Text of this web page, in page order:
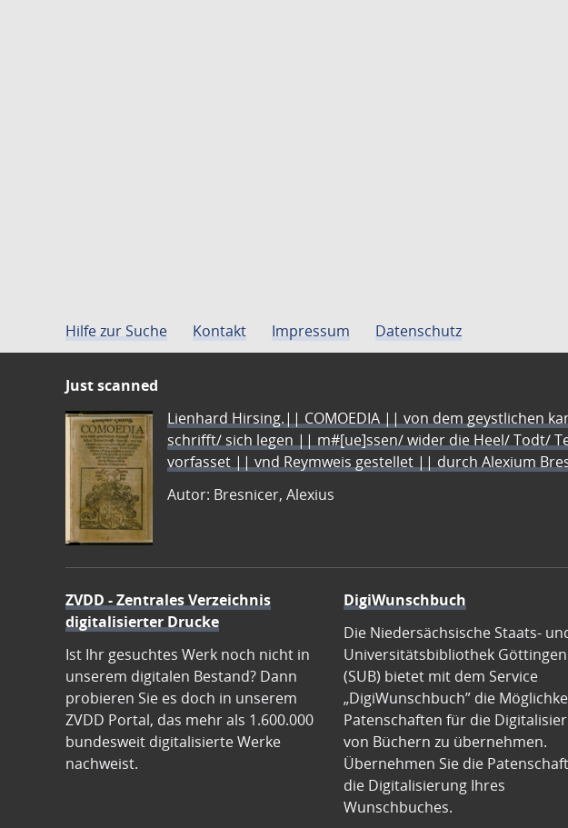
Hilfe zur Suche Kontakt Impressum Datenschutz
Just scanned
Lienhard Hirsing.|| COMOEDIA || von dem geystlichen
schrifft/ sich legen || m#[ue]ssen/ wider die Heel/ Todt/
vorfasset || vnd Reymweis gestellet || durch Alexium
Autor: Bresnicer, Alexius
ZVDD - Zentrales Verzeichnis
digitalisierter Drucke
Ist Ihr gesuchtes Werk noch nicht in
unserem digitalen Bestand? Dann
probieren Sie es doch in unserem
ZVDD Portal, das mehr als 1.600.000
bundesweit digitalisierte Werke
nachweist.
DigiWunschbuch
Die Niedersächsische Staats-
Universitätsbibliothek Göttingen
(SUB) bietet mit dem Service
„DigiWunschbuch” die
Patenschaften für die
von Büchern zu übernehmen.
Übernehmen Sie die
die Digitalisierung Ihres
Wunschbuches.